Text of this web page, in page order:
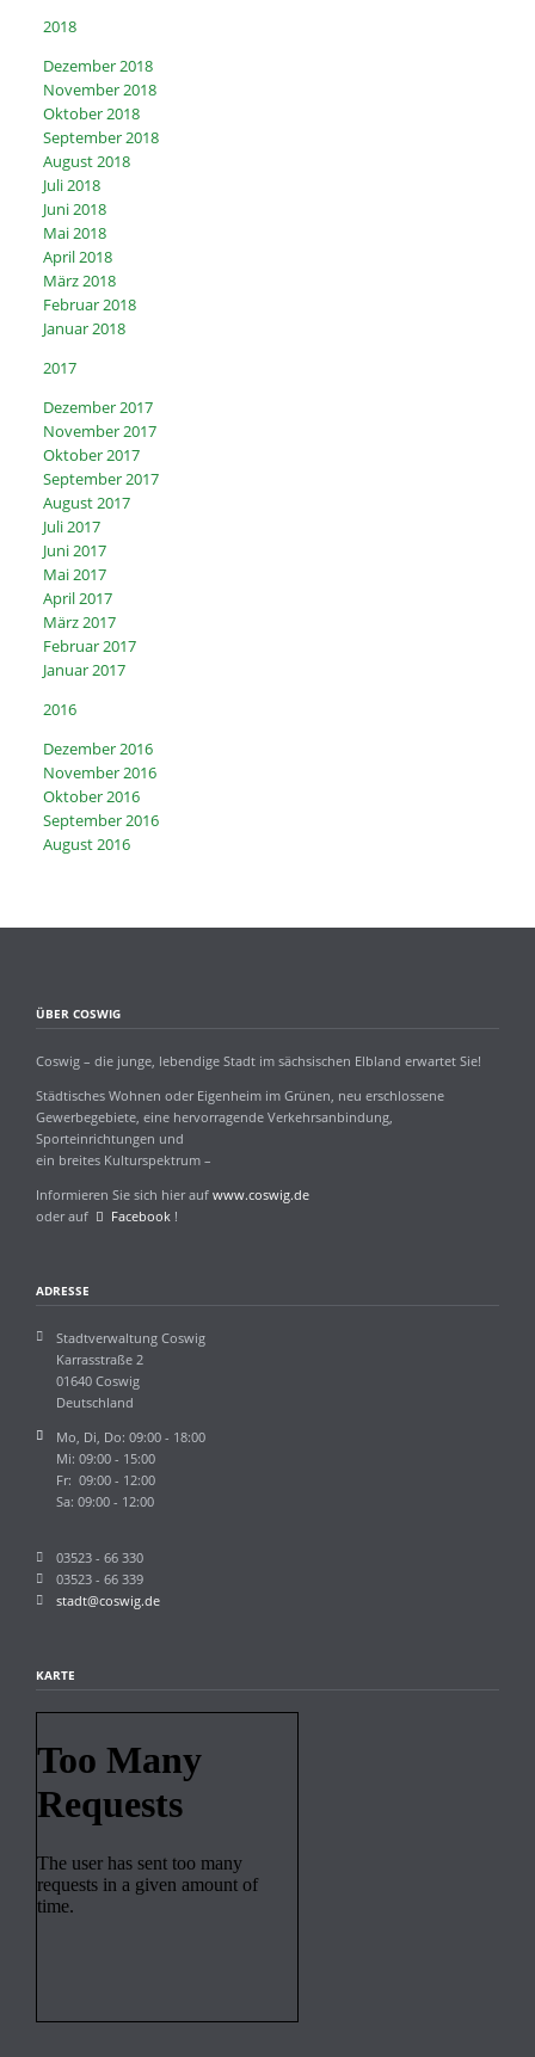
2018
Dezember 2018
November 2018
Oktober 2018
September 2018
August 2018
Juli 2018
Juni 2018
Mai 2018
April 2018
März 2018
Februar 2018
Januar 2018
2017
Dezember 2017
November 2017
Oktober 2017
September 2017
August 2017
Juli 2017
Juni 2017
Mai 2017
April 2017
März 2017
Februar 2017
Januar 2017
2016
Dezember 2016
November 2016
Oktober 2016
September 2016
August 2016
ÜBER COSWIG
Coswig – die junge, lebendige Stadt im sächsischen Elbland erwartet Sie!
Städtisches Wohnen oder Eigenheim im Grünen, neu erschlossene
Gewerbegebiete, eine hervorragende Verkehrsanbindung,
Sporteinrichtungen und
ein breites Kulturspektrum –
Informieren Sie sich hier auf www.coswig.de
oder auf
Facebook!
ADRESSE
Stadtverwaltung Coswig
Karrasstraße 2
01640 Coswig
Deutschland
Mo, Di, Do: 09:00 - 18:00
Mi: 09:00 - 15:00
Fr: 09:00 - 12:00
Sa: 09:00 - 12:00
03523 - 66 330
03523 - 66 339
stadt@coswig.de
KARTE